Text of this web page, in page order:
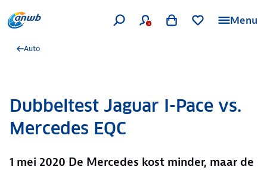
Menu
Auto
Dubbeltest Jaguar I-Pace vs.
Mercedes EQC
1 mei 2020 De Mercedes kost minder, maar de